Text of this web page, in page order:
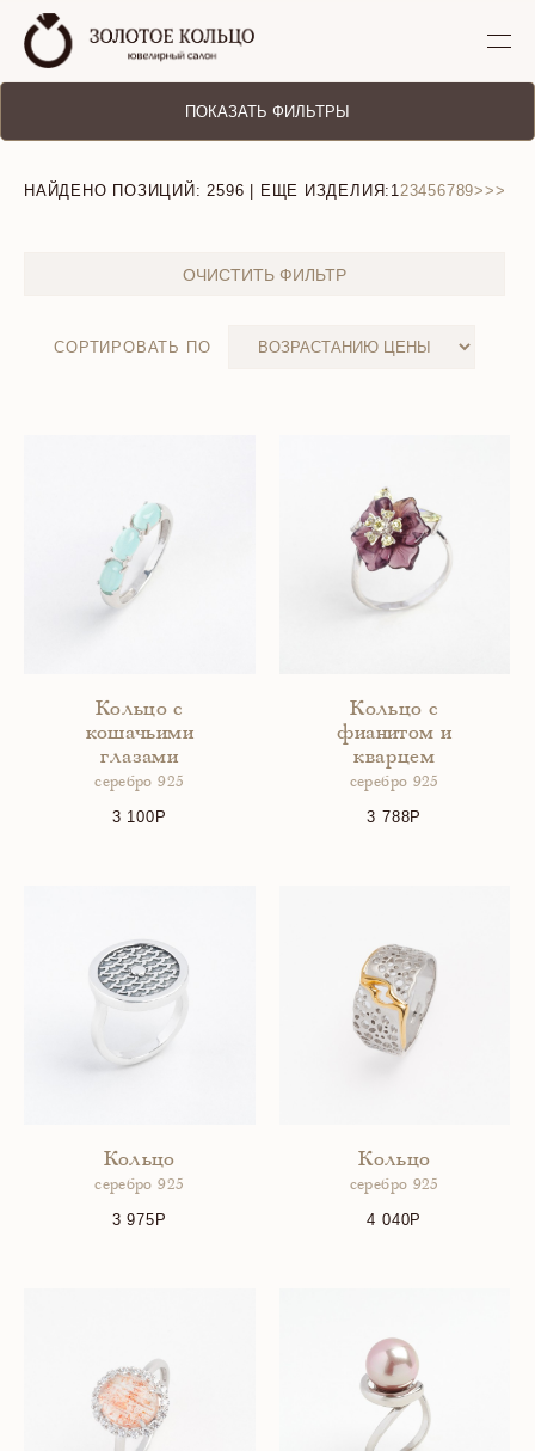
ПОКАЗАТЬ ФИЛЬТРЫ
НАЙДЕНО ПОЗИЦИЙ:2596 | ЕЩЕ ИЗДЕЛИЯ: 123456789>>>
ОЧИСТИТЬ ФИЛЬТР
СОРТИРОВАТЬ ПО
Кольцо с
кошачьими
глазами
серебро 925
3 100
Кольцо с
фианитом и
кварцем
серебро 925
3 788
Кольцо
серебро 925
3 975
Кольцо
серебро 925
4 040